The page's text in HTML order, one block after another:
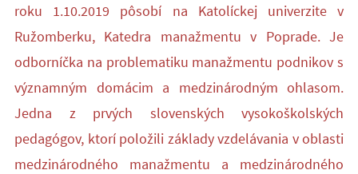
roku 1.10.2019 pôsobí na Katolíckej univerzite v
Ružomberku, Katedra manažmentu v Poprade. Je
odborníčka na problematiku manažmentu podnikov s
významným domácim a medzinárodným ohlasom.
Jedna z prvých slovenských vysokoškolských
pedagógov, ktorí položili základy vzdelávania v oblasti
medzinárodného manažmentu a medzinárodného